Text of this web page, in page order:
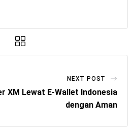
NEXT POST
XM Lewat E-Wallet Indonesia
dengan Aman